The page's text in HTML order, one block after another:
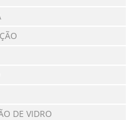
DE VIDRO